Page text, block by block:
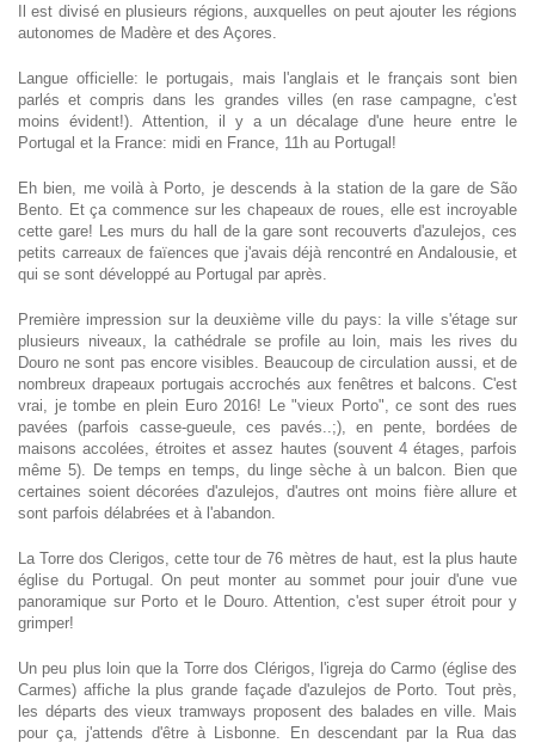
Il est divisé en plusieurs régions, auxquelles on peut ajouter les régions
autonomes de Madère et des Açores.
Langue officielle: le portugais, mais l'anglais et le français sont bien
parlés et compris dans les grandes villes (en rase campagne, c'est
moins évident!). Attention, il y a un décalage d'une heure entre le
Portugal et la France: midi en France, 11h au Portugal!
Eh bien, me voilà à Porto, je descends à la station de la gare de São
Bento. Et ça commence sur les chapeaux de roues, elle est incroyable
cette gare! Les murs du hall de la gare sont recouverts d'azulejos, ces
petits carreaux de faïences que j'avais déjà rencontré en Andalousie, et
qui se sont développé au Portugal par après.
Première impression sur la deuxième ville du pays: la ville s'étage sur
plusieurs niveaux, la cathédrale se profile au loin, mais les rives du
Douro ne sont pas encore visibles. Beaucoup de circulation aussi, et de
nombreux drapeaux portugais accrochés aux fenêtres et balcons. C'est
vrai, je tombe en plein Euro 2016! Le "vieux Porto", ce sont des rues
pavées (parfois casse-gueule, ces pavés..;), en pente, bordées de
maisons accolées, étroites et assez hautes (souvent 4 étages, parfois
même 5). De temps en temps, du linge sèche à un balcon. Bien que
certaines soient décorées d'azulejos, d'autres ont moins fière allure et
sont parfois délabrées et à l'abandon.
La Torre dos Clerigos, cette tour de 76 mètres de haut, est la plus haute
église du Portugal. On peut monter au sommet pour jouir d'une vue
panoramique sur Porto et le Douro. Attention, c'est super étroit pour y
grimper!
Un peu plus loin que la Torre dos Clérigos, l'igreja do Carmo (église des
Carmes) affiche la plus grande façade d'azulejos de Porto. Tout près,
les départs des vieux tramways proposent des balades en ville. Mais
pour ça, j'attends d'être à Lisbonne. En descendant par la Rua das